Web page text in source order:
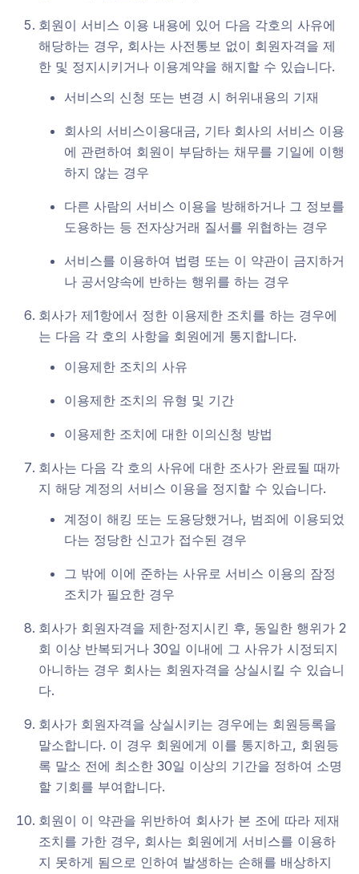
회원이 서비스 이용 내용에 있어 다음 각호의 사유에
해당하는 경우, 회사는 사전통보 없이 회원자격을 제
한 및 정지시키거나 이용계약을 해지할 수 있습니다.
서비스의 신청 또는 변경 시 허위내용의 기재
회사의 서비스이용대금, 기타 회사의 서비스 이용
에 관련하여 회원이 부담하는 채무를 기일에 이행
하지 않는 경우
다른 사람의 서비스 이용을 방해하거나 그 정보를
도용하는 등 전자상거래 질서를 위협하는 경우
서비스를 이용하여 법령 또는 이 약관이 금지하거
나 공서양속에 반하는 행위를 하는 경우
회사가 제1항에서 정한 이용제한 조치를 하는 경우에
는 다음 각 호의 사항을 회원에게 통지합니다.
이용제한 조치의 사유
이용제한 조치의 유형 및 기간
이용제한 조치에 대한 이의신청 방법
회사는 다음 각 호의 사유에 대한 조사가 완료될 때까
지 해당 계정의 서비스 이용을 정지할 수 있습니다.
계정이 해킹 또는 도용당했거나, 범죄에 이용되었
다는 정당한 신고가 접수된 경우
그 밖에 이에 준하는 사유로 서비스 이용의 잠정
조치가 필요한 경우
회사가 회원자격을 제한·정지시킨 후, 동일한 행위가 2
회 이상 반복되거나 30일 이내에 그 사유가 시정되지
아니하는 경우 회사는 회원자격을 상실시킬 수 있습니
다.
회사가 회원자격을 상실시키는 경우에는 회원등록을
말소합니다. 이 경우 회원에게 이를 통지하고, 회원등
록 말소 전에 최소한 30일 이상의 기간을 정하여 소명
할 기회를 부여합니다.
회원이 이 약관을 위반하여 회사가 본 조에 따라 제재
조치를 가한 경우, 회사는 회원에게 서비스를 이용하
지 못하게 됨으로 인하여 발생하는 손해를 배상하지